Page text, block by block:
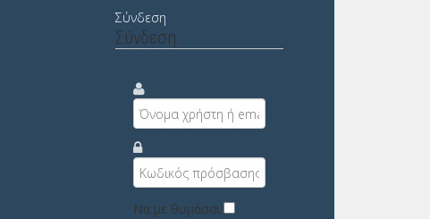
Σύνδεση
Σύνδεση
Να με θυμάσαι